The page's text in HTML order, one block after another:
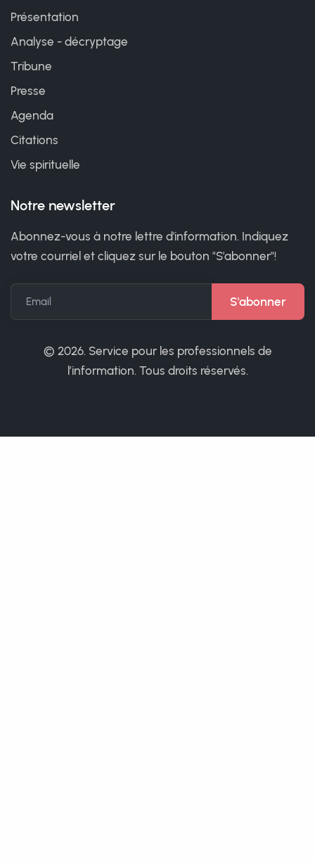
Présentation
Analyse - décryptage
Tribune
Presse
Agenda
Citations
Vie spirituelle
Notre newsletter
Abonnez-vous à notre lettre d'information. Indiquez
votre courriel et cliquez sur le bouton "S'abonner"!
Email
© 2026. Service pour les professionnels de
l’information. Tous droits réservés.